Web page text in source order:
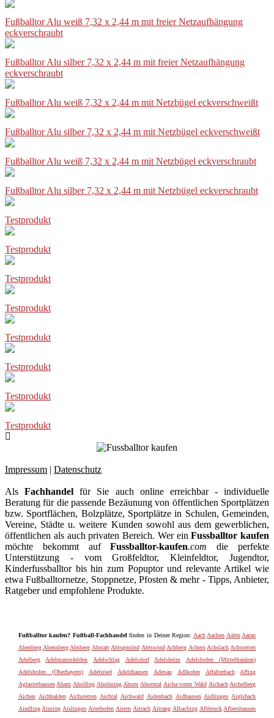
Fußballtor Alu weiß 7,32 x 2,44 m mit freier Netzaufhängung
eckverschraubt
Fußballtor Alu silber 7,32 x 2,44 m mit freier Netzaufhängung
eckverschraubt
Fußballtor Alu weiß 7,32 x 2,44 m mit Netzbügel eckverschweißt
Fußballtor Alu silber 7,32 x 2,44 m mit Netzbügel eckverschweißt
Fußballtor Alu weiß 7,32 x 2,44 m mit Netzbügel eckverschraubt
Fußballtor Alu silber 7,32 x 2,44 m mit Netzbügel eckverschraubt
Testprodukt
Testprodukt
Testprodukt
Testprodukt
Testprodukt
Testprodukt
Testprodukt
Testprodukt
Impressum | Datenschutz
AlsFachhandel für Sie auch online erreichbar - individuelle
Beratung für die passende Bezäunung von öffentlichen Sportplätzen
bzw. Sportflächen, Bolzplätze, Sportplätze in Schulen, Gemeinden,
Vereine, Städte u. weitere Kunden sowohl aus dem gewerblichen,
öffentlichen als auch privaten Bereich. Wer einFussballtor kaufen
möchte bekommt aufFussballtor-kaufen.com die perfekte
Unterstützung - vom Großfeldtor, Kleinfeldtor, Jugendtor,
Kinderfussballtor bis hin zum Popuptor und relevante Artikel wie
etwa Fußballtornetze, Stoppnetze, Pfosten & mehr - Tipps, Anbieter,
Ratgeber und empfohlene Produkte.
Fußballtor kaufen? Fußball-Fachhandelfinden in Deiner Region: Aach Aachen Aalen Aarau
Abenberg Abensberg Absberg Abstatt Abtsgmünd Abtswind Achberg Achern Achslach Achstetten
Adelberg
Adelmannsfelden Adelschlag Adelsdorf Adelsheim
Adelshofen (Mittelfranken)
Adelshofen (Oberbayern)
Adelsried Adelzhausen Adenau Adlkofen Affalterbach
Affing
Aglasterhausen Aham Aholfing Aholming Ahorn Ahorntal Aicha vorm Wald Aichach Aichelberg
Aichen Aichhalden Aichstetten Aichtal Aichwald Aidenbach Aidhausen Aidlingen Aiglsbach
Aindling Ainring Aislingen Aiterhofen Aitern Aitrach Aitrang Albaching Albbruck Albershausen